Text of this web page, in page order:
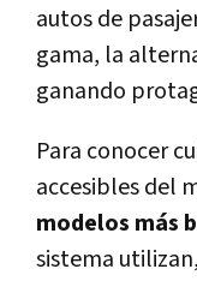
autos de
gama, la
ganando
Para conocer
accesibles del
modelos más
sistema